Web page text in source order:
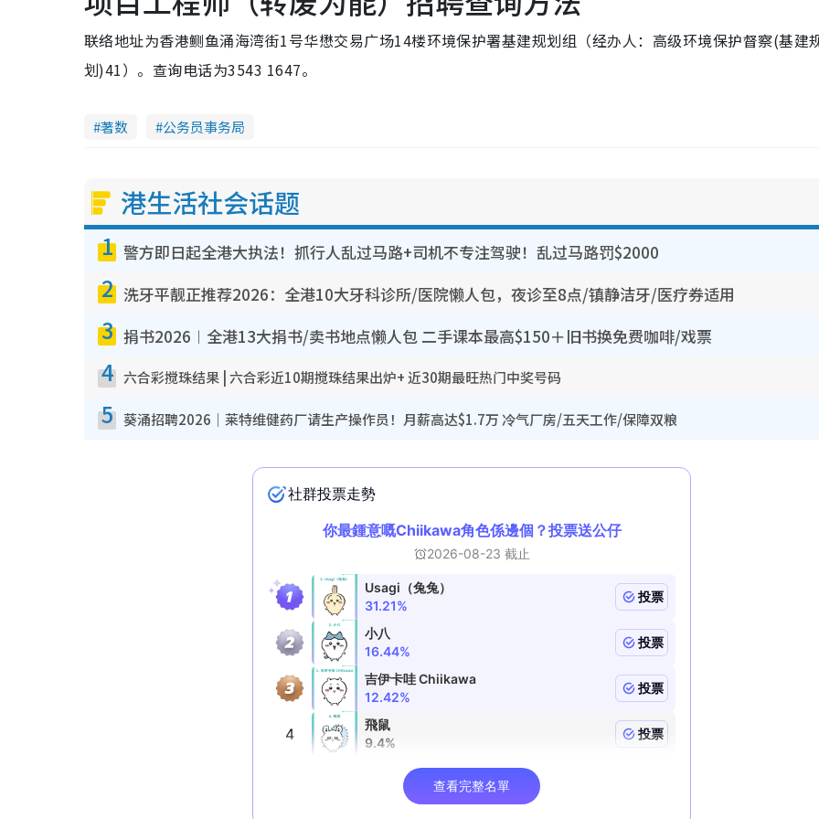
联络地址为香港鲗鱼涌海湾街1号华懋交易广场14楼环境保护署基建规划组（经办人：高级环境保护督察(基建
划)41）。查询电话为3543 1647。
著数 公务员事务局
港生活社会话题
1 警方即日起全港大执法！抓行人乱过马路+司机不专注驾驶！乱过马路罚$2000
2 洗牙平靓正推荐2026：全港10大牙科诊所/医院懒人包，夜诊至8点/镇静洁牙/医疗券适用
3 捐书2026︱全港13大捐书/卖书地点懒人包 二手课本最高$150＋旧书换免费咖啡/戏票
4 六合彩搅珠结果 | 六合彩近10期搅珠结果出炉+ 近30期最旺热门中奖号码
5 葵涌招聘2026｜莱特维健药厂请生产操作员！月薪高达$1.7万 冷气厂房/五天工作/保障双粮